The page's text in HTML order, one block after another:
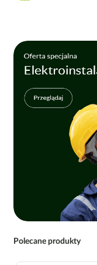
Polecane produkty